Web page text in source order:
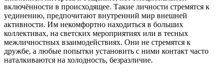
включённости в происходящее. Такие личности стремятся к
уединению, предпочитают внутренний мир внешней
активности. Им некомфортно находиться в больших
коллективах, на светских мероприятиях или в тесных
межличностных взаимодействиях. Они не стремятся к
дружбе, а любые попытки установить с ними контакт часто
наталкиваются на холодность, безразличие.